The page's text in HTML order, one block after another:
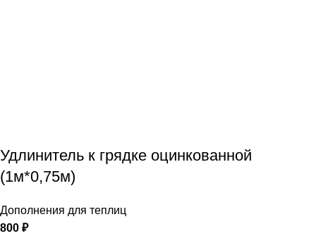
Удлинитель к грядке оцинкованной
(1м*0,75м)
Дополнения для теплиц
800 ₽